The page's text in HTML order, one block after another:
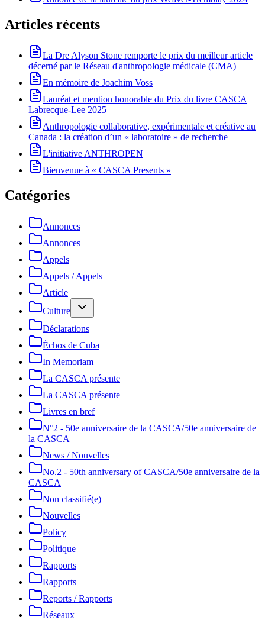
Articles récents
La Dre Alyson Stone remporte le prix du meilleur article
décerné par le Réseau d'anthropologie médicale (CMA)
En mémoire de Joachim Voss
Lauréat et mention honorable du Prix du livre CASCA
Labrecque-Lee 2025
Anthropologie collaborative, expérimentale et créative au
Canada : la création d’un « laboratoire » de recherche
L'initiative ANTHROPEN
Bienvenue à « CASCA Presents »
Catégories
Annonces
Annonces
Appels
Appels / Appels
Article
Culture
Déclarations
Échos de Cuba
In Memoriam
La CASCA présente
La CASCA présente
Livres en bref
N°2 - 50e anniversaire de la CASCA/50e anniversaire de
la CASCA
News / Nouvelles
No.2 - 50th anniversary of CASCA/50e anniversaire de la
CASCA
Non classifié(e)
Nouvelles
Policy
Politique
Rapports
Rapports
Reports / Rapports
Réseaux